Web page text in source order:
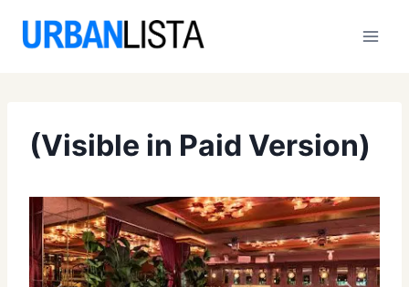
(Visible in Paid Version)